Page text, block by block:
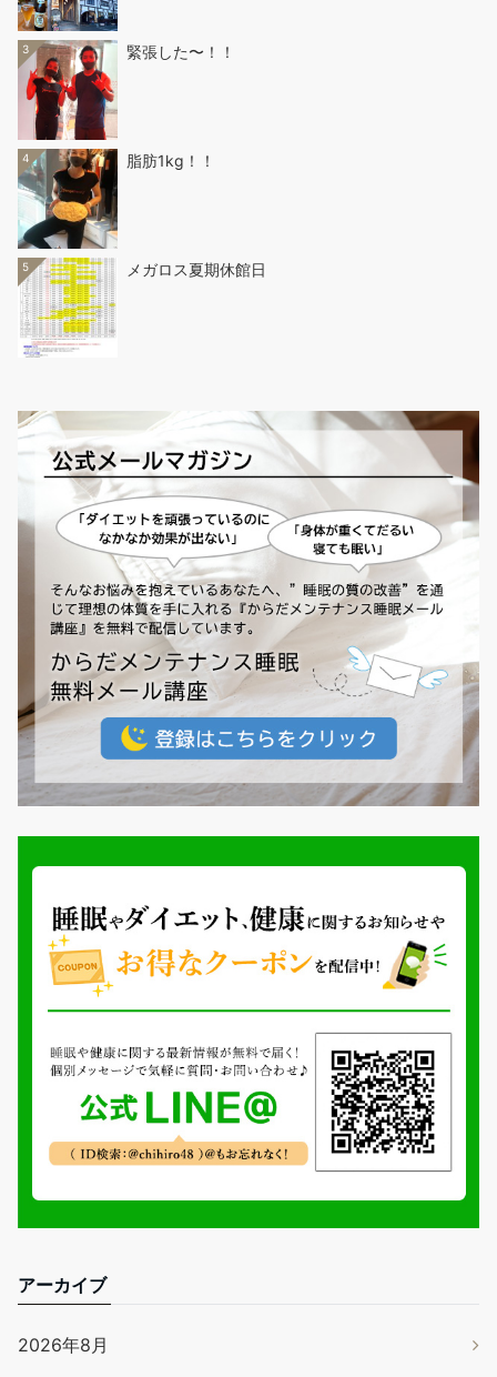
3 緊張した〜！！
4 脂肪1kg！！
5 メガロス夏期休館日
アーカイブ
2026年8月